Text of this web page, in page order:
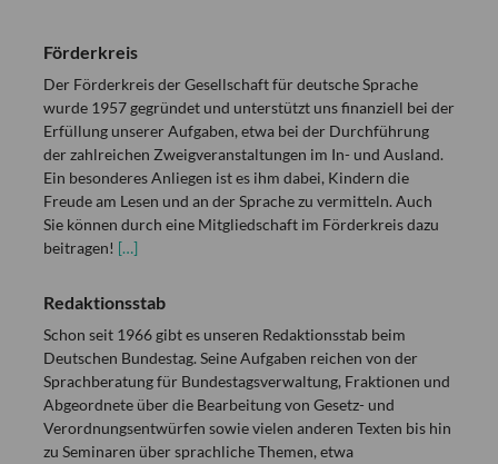
Förderkreis
Der Förderkreis der Gesellschaft für deutsche Sprache
wurde 1957 gegründet und unterstützt uns finanziell bei der
Erfüllung unserer Aufgaben, etwa bei der Durchführung
der zahlreichen Zweigveranstaltungen im In- und Ausland.
Ein besonderes Anliegen ist es ihm dabei, Kindern die
Freude am Lesen und an der Sprache zu vermitteln. Auch
Sie können durch eine Mitgliedschaft im Förderkreis dazu
beitragen! […]
Redaktionsstab
Schon seit 1966 gibt es unseren Redaktionsstab beim
Deutschen Bundestag. Seine Aufgaben reichen von der
Sprachberatung für Bundestagsverwaltung, Fraktionen und
Abgeordnete über die Bearbeitung von Gesetz- und
Verordnungsentwürfen sowie vielen anderen Texten bis hin
zu Seminaren über sprachliche Themen, etwa